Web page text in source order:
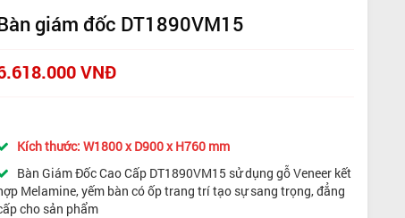
giám đốc DT1890VM15
VNĐ
Kích thước: W1800 x D900 x H760 mm
Bàn Giám Đốc Cao Cấp DT1890VM15 sử dụng gỗ Veneer kết
Melamine, yếm bàn có ốp trang trí tạo sự sang trọng, đẳng
cho sản phẩm